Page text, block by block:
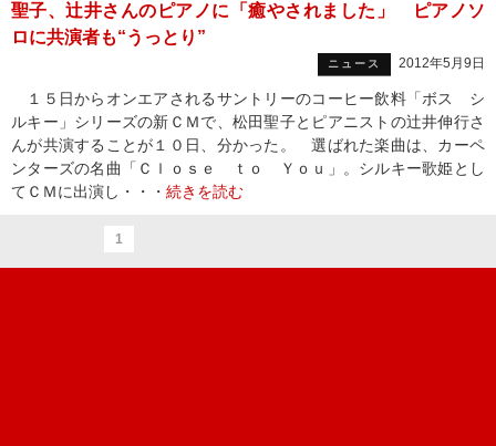
聖子、辻井さんのピアノに「癒やされました」 ピアノソ
ロに共演者も“うっとり”
ニュース 2012年5月9日
１５日からオンエアされるサントリーのコーヒー飲料「ボス シ
ルキー」シリーズの新ＣＭで、松田聖子とピアニストの辻井伸行さ
んが共演することが１０日、分かった。 選ばれた楽曲は、カーペ
ンターズの名曲「Ｃｌｏｓｅ ｔｏ Ｙｏｕ」。シルキー歌姫とし
てＣＭに出演し・・・ 続きを読む
1